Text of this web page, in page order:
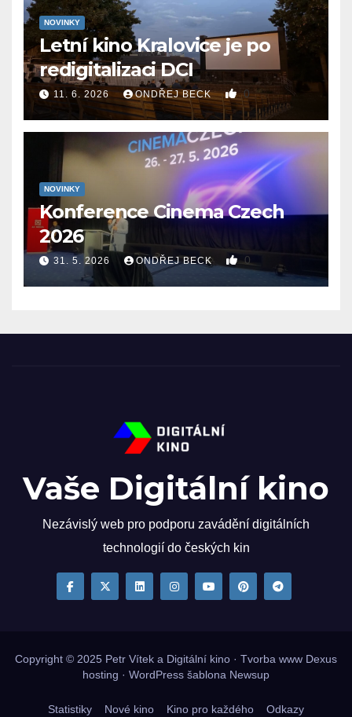
NOVINKY
Letní kino Kralovice je po
redigitalizaci DCI
11. 6. 2026 ONDŘEJ BECK 0
NOVINKY
Konference Cinema Czech
2026
31. 5. 2026 ONDŘEJ BECK 0
Vaše Digitální kino
Nezávislý web pro podporu zavádění digitálních
technologií do českých kin
Copyright © 2025 Petr Vítek a Digitální kino · Tvorba www Dexus
hosting · WordPress šablona Newsup
Statistiky Nové kino Kino pro každého Odkazy